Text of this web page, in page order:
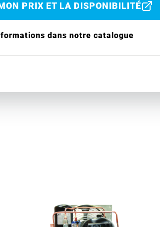
PRIX ET LA DISPONIBILITÉ
dans notre catalogue